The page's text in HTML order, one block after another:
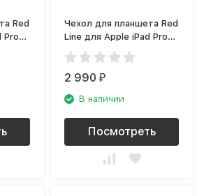
Red
Pro
Чехол для планшета Red
Line для Apple iPad Pro
11 Soft Touch (2020),
черный
2 990₽
В наличии
Посмотреть